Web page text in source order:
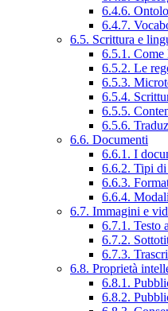
6.4.6.
6.4.7.
6.5. Scrittura e
6.5.1. Come
6.5.2. Le
6.5.3.
6.5.4.
6.5.5.
6.5.6.
6.6. Documenti
6.6.1. I
6.6.2. Tipi
6.6.3.
6.6.4.
6.7. Immagini e
6.7.1. Testo
6.7.2.
6.7.3.
6.8. Proprietà
6.8.1.
6.8.2.